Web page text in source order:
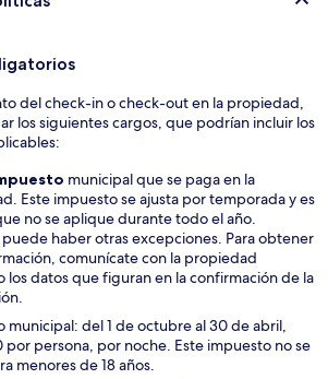
del check-in o check-out en la propiedad,
los siguientes cargos, que podrían incluir los
municipal que se paga en la
Este impuesto se ajusta por temporada y es
no se aplique durante todo el año.
haber otras excepciones. Para obtener
comunícate con la propiedad
los datos que figuran en la confirmación de la
municipal: del 1 de octubre al 30 de abril,
por persona, por noche. Este impuesto no se
menores de 18 años.